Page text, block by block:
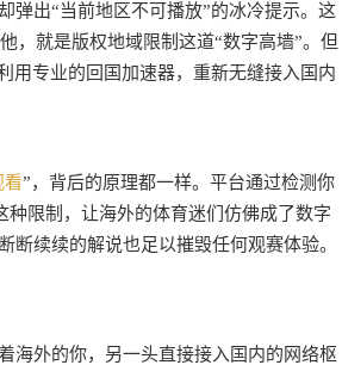
弹出“当前地区不可播放”的冰冷提示。这
，就是版权地域限制这道“数字高墙”。但
用专业的回国加速器，重新无缝接入国内
看”，背后的原理都一样。平台通过检测你
种限制，让海外的体育迷们仿佛成了数字
续续的解说也足以摧毁任何观赛体验。
海外的你，另一头直接接入国内的网络枢